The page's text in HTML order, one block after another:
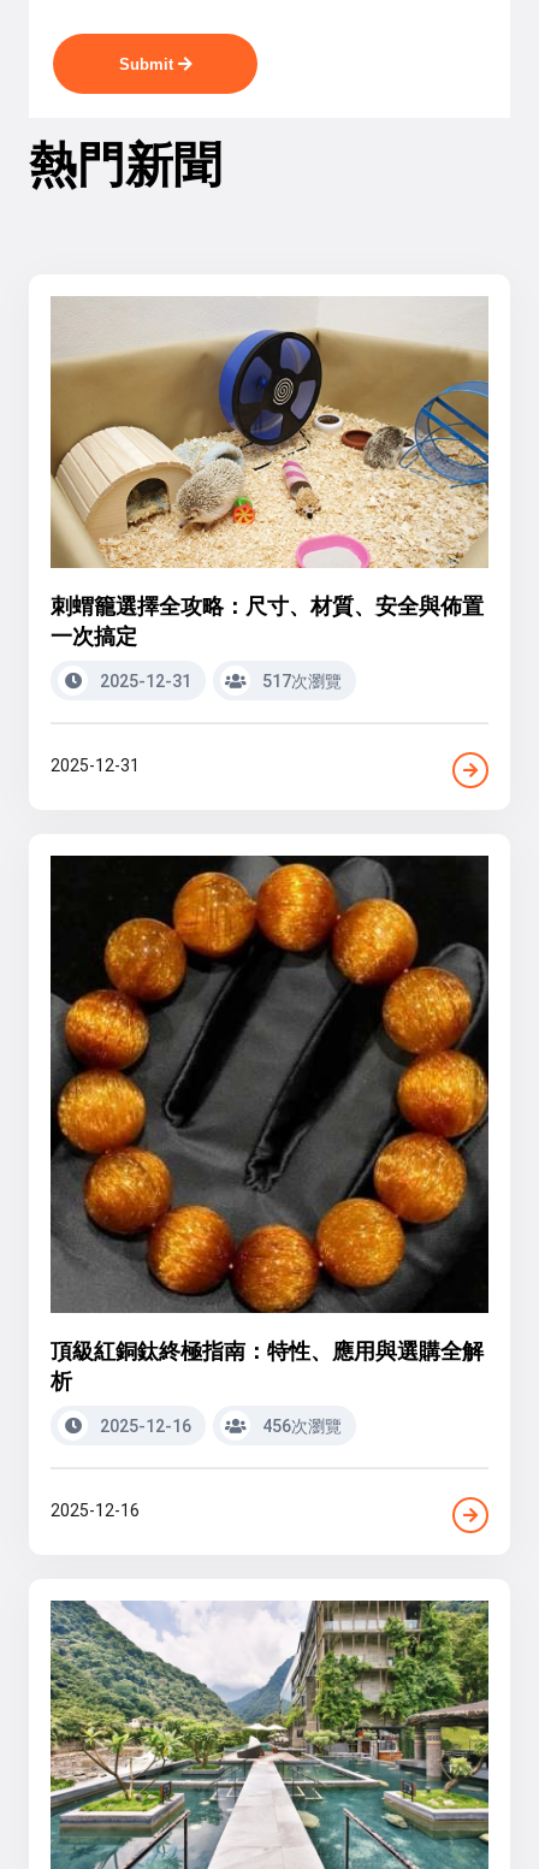
Submit
熱門新聞
刺蝟籠選擇全攻略：尺寸、材質、安全與佈置
一次搞定
2025-12-31 517次瀏覽
2025-12-31
頂級紅銅鈦終極指南：特性、應用與選購全解
析
2025-12-16 456次瀏覽
2025-12-16